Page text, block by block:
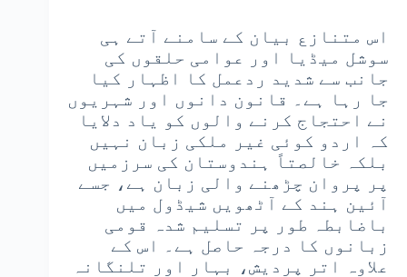
اس متنازع بیان کے سامنے آتے ہی
سوشل میڈیا اور عوامی حلقوں کی
جانب سے شدید ردعمل کا اظہار کیا
جا رہا ہے۔ قانون دانوں اور شہریوں
نے احتجاج کرنے والوں کو یاد دلایا
کہ اردو کوئی غیر ملکی زبان نہیں
بلکہ خالصتاً ہندوستان کی سرزمیں
پر پروان چڑھنے والی زبان ہے، جسے
آئین ہند کے آٹھویں شیڈول میں
باضابطہ طور پر تسلیم شدہ قومی
زبانوں کا درجہ حاصل ہے۔ اس کے
علاوہ اتر پردیش، بہار اور تلنگانہ